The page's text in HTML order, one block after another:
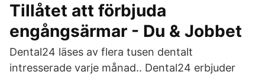
Tillåtet att förbjuda
engångsärmar - Du & Jobbet
Dental24 läses av flera tusen dentalt
intresserade varje månad.. Dental24 erbjuder